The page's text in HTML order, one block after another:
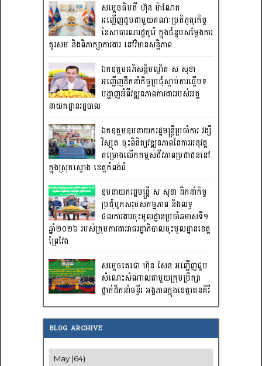
សម្តេចធិបតី ហ៊ុន ម៉ាណែត
អញ្ជើញជួបជាមួយគណៈប្រតិភូធុរកិច្ច
នៃសាធារណរដ្ឋកូរ៉េ ក្នុងជំនួបសម្តែងការ
គួរសម និងពិភាក្សាការងារ នៅវិមានសន្តិភាព
ឯកឧត្តមអភិសន្តិបណ្ឌិត ស សុខា
អញ្ជើញដឹកនាំកិច្ចប្រជុំស្តាប់ការធ្វើបទ
បង្ហាញអំពីវឌ្ឍនភាពការងាររបស់អគ្គ
នាយកដ្ឋានរដ្ឋបាល
ឯកឧត្តមឧបនាយករដ្ឋមន្រ្តីប្រចាំការ វង្សី
វិស្សុត ចុះពិនិត្យវឌ្ឍនភាពនៃការអនុវត្ត
គម្រោងលើកកម្ពស់ជីវភាពប្រជាជននៅ
ក្នុងស្រុកស្ទោង ខេត្តកំពង់ធំ
ឧបនាយករដ្ឋមន្ត្រី ស សុខា ដឹកនាំកិច្ច
ប្រជុំបូកសរុបសកម្មភាព និងលទ្ធ
ផលការងារចុះមូលដ្ឋានប្រចាំឆមាសទី១
ឆ្នាំ២០២៦ របស់ក្រុមការងាររាជរដ្ឋាភិបាលចុះមូលដ្ឋានខេត្ត
ព្រៃវែង
សម្តេចតេជោ ហ៊ុន សែន អញ្ជើញជួប
សំណេះសំណាលជាមួយក្រុមប្រឹក្សា
ថ្នាក់ដឹកនាំមន្ទីរ អង្គភាពក្នុងខេត្តរតនគិរី
BLOG ARCHIVE